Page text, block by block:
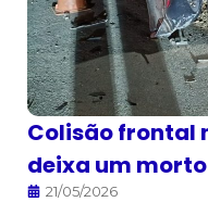
Colisão frontal
deixa um
21/05/2026